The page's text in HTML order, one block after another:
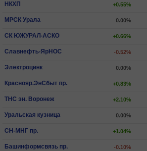
НКХП +0.55%
МРСК Урала 0.00%
СК ЮЖУРАЛ-АСКО +0.66%
Славнефть-ЯрНОС -0.52%
Электроцинк 0.00%
Краснояр.ЭнСбыт пр. +0.83%
ТНС эн. Воронеж +2.10%
Уральская кузница 0.00%
СН-МНГ пр. +1.04%
Башинформсвязь пр. -0.10%